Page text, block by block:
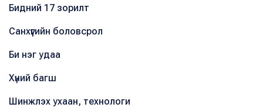
Бидний 17 зорилт
Санхүүгийн боловсрол
Би нэг удаа
Хүний багш
Шинжлэх ухаан, технологи